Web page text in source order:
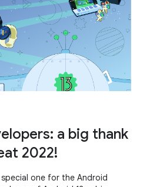
a big thank
2022!
one for the Android